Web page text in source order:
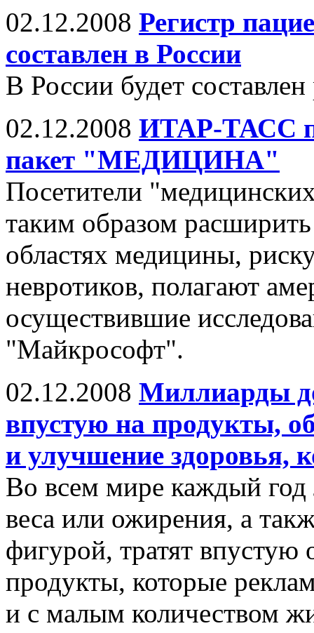
02.12.2008 Регистр
составлен в России
В России будет
02.12.2008 ИТАР-ТАСС
пакет "МЕДИЦИНА"
Посетители
таким образом
областях медицины,
невротиков, полагают
осуществившие
"Майкрософт".
02.12.2008 Миллиарды
впустую на продукты,
и улучшение здоровья,
Во всем мире каждый
веса или ожирения, а
фигурой, тратят
продукты, которые
и с малым количеством